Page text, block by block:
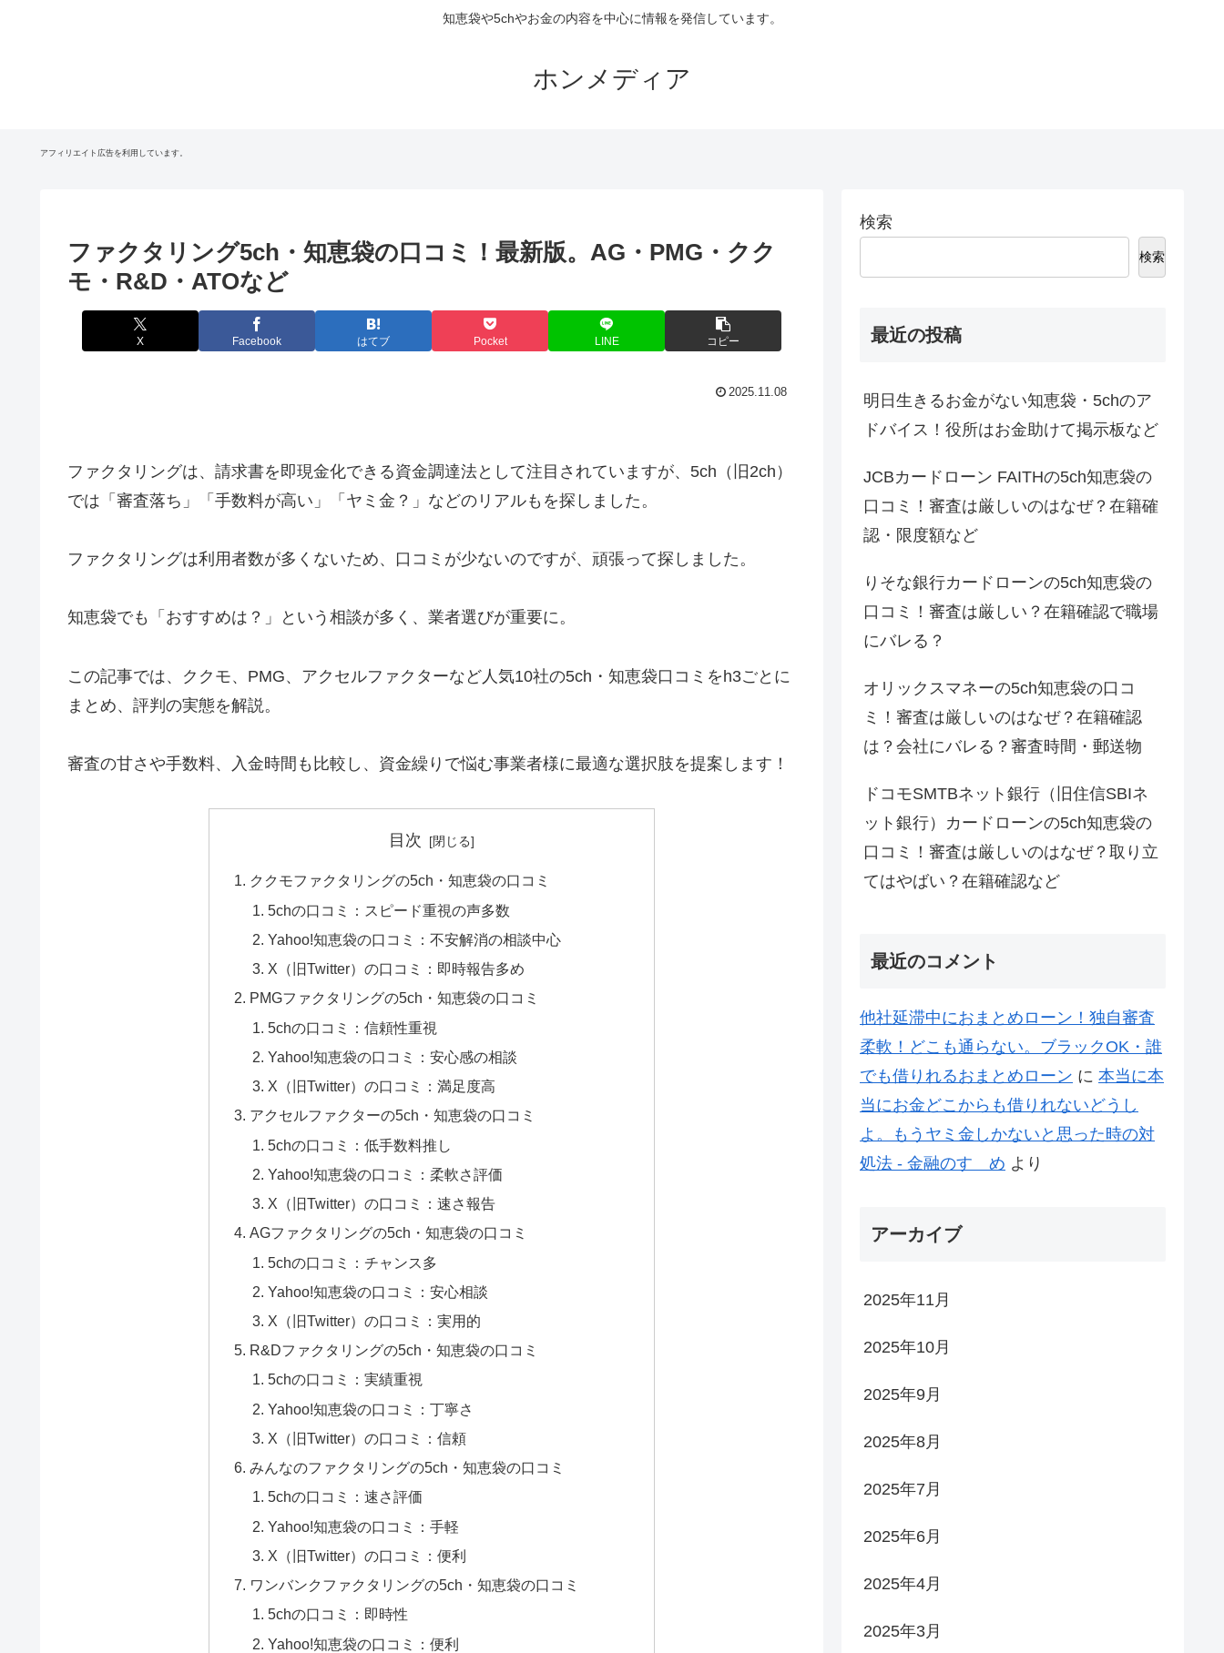
知恵袋や5chやお金の内容を中心に情報を発信しています。
ホンメディア
アフィリエイト広告を利用しています。
ファクタリング5ch・知恵袋の口コミ！最新版。AG・PMG・クク
モ・R&D・ATOなど
X Facebook はてブ Pocket LINE コピー
2025.11.08
ファクタリングは、請求書を即現金化できる資金調達法として注目されていますが、5ch（旧2ch）
では「審査落ち」「手数料が高い」「ヤミ金？」などのリアルもを探しました。
ファクタリングは利用者数が多くないため、口コミが少ないのですが、頑張って探しました。
知恵袋でも「おすすめは？」という相談が多く、業者選びが重要に。
この記事では、ククモ、PMG、アクセルファクターなど人気10社の5ch・知恵袋口コミをh3ごとに
まとめ、評判の実態を解説。
審査の甘さや手数料、入金時間も比較し、資金繰りで悩む事業者様に最適な選択肢を提案します！
目次
ククモファクタリングの5ch・知恵袋の口コミ
5chの口コミ：スピード重視の声多数
Yahoo!知恵袋の口コミ：不安解消の相談中心
X（旧Twitter）の口コミ：即時報告多め
PMGファクタリングの5ch・知恵袋の口コミ
5chの口コミ：信頼性重視
Yahoo!知恵袋の口コミ：安心感の相談
X（旧Twitter）の口コミ：満足度高
アクセルファクターの5ch・知恵袋の口コミ
5chの口コミ：低手数料推し
Yahoo!知恵袋の口コミ：柔軟さ評価
X（旧Twitter）の口コミ：速さ報告
AGファクタリングの5ch・知恵袋の口コミ
5chの口コミ：チャンス多
Yahoo!知恵袋の口コミ：安心相談
X（旧Twitter）の口コミ：実用的
R&Dファクタリングの5ch・知恵袋の口コミ
5chの口コミ：実績重視
Yahoo!知恵袋の口コミ：丁寧さ
X（旧Twitter）の口コミ：信頼
みんなのファクタリングの5ch・知恵袋の口コミ
5chの口コミ：速さ評価
Yahoo!知恵袋の口コミ：手軽
X（旧Twitter）の口コミ：便利
ワンバンクファクタリングの5ch・知恵袋の口コミ
5chの口コミ：即時性
Yahoo!知恵袋の口コミ：便利
検索
検索
最近の投稿
明日生きるお金がない知恵袋・5chのア
ドバイス！役所はお金助けて掲示板など
JCBカードローン FAITHの5ch知恵袋の
口コミ！審査は厳しいのはなぜ？在籍確
認・限度額など
りそな銀行カードローンの5ch知恵袋の
口コミ！審査は厳しい？在籍確認で職場
にバレる？
オリックスマネーの5ch知恵袋の口コ
ミ！審査は厳しいのはなぜ？在籍確認
は？会社にバレる？審査時間・郵送物
ドコモSMTBネット銀行（旧住信SBIネ
ット銀行）カードローンの5ch知恵袋の
口コミ！審査は厳しいのはなぜ？取り立
てはやばい？在籍確認など
最近のコメント
他社延滞中におまとめローン！独自審査
柔軟！どこも通らない。ブラックOK・誰
でも借りれるおまとめローン に 本当に本
当にお金どこからも借りれないどうし
よ。もうヤミ金しかないと思った時の対
処法 - 金融のすゝめ より
アーカイブ
2025年11月
2025年10月
2025年9月
2025年8月
2025年7月
2025年6月
2025年4月
2025年3月